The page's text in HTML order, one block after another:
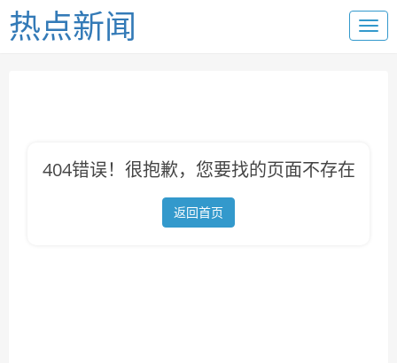
热点新闻
404错误！很抱歉，您要找的页面不存在
返回首页